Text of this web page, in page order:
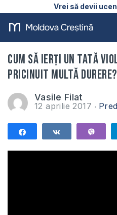
Vrei să devii
Cum să ierți un tată
pricinuit multă
Vasile Filat
12 aprilie 2017